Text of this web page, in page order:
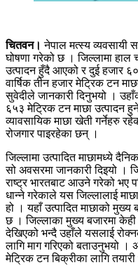
चितवन। नेपाल मत्स्य व्यवसायी
घोषणा गरेको छ । जिल्लामा हाल
उत्पादन हुँदै आएको र दुई हजार
वार्षिक तीन हजार मेट्रिक टन
सुवेदीले जानकारी दिनुभयो ।
६५३ मेट्रिक टन माछा उत्पादन
व्यावसायिक माछा खेती गर्नेहरु
रोजगार पाइरहेका छन् ।
जिल्लामा उत्पादित माछामध्ये
सो अवसरमा जानकारी दिइयो ।
राष्ट्र भारतबाट आउने गरेको भए
धान्ने गरेकाले यस जिल्लालाई
हो । यहाँ उत्पादित माछाको
छ । जिल्लाका मुख्य बजारमा केही
देखिएको भन्दै उहाँले यसलाई
लागि माग गरिएको बताउनुभयो
मेट्रिक टन बिक्रीका लागि